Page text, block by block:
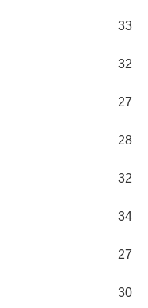
33
32
27
28
32
34
27
30